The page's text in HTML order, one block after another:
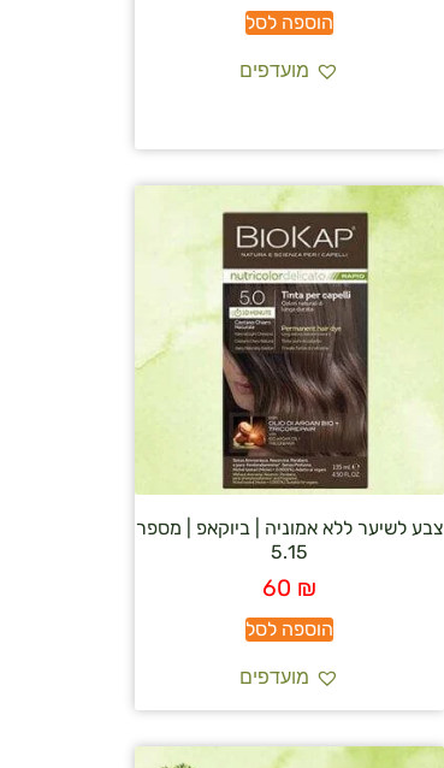
הוספה לסל
מועדפים
צבע לשיער ללא אמוניה | ביוקאפ | מספר
5.15
60 ₪
הוספה לסל
מועדפים